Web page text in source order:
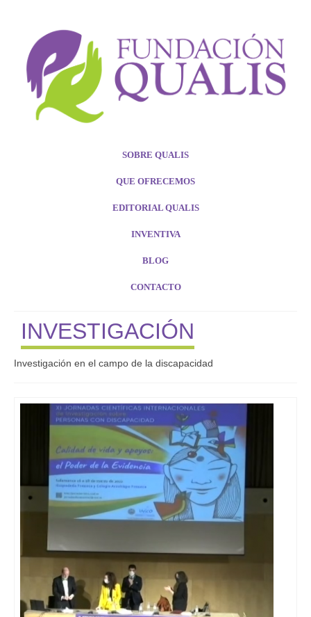
SOBRE QUALIS
QUE OFRECEMOS
EDITORIAL QUALIS
INVENTIVA
BLOG
CONTACTO
INVESTIGACIÓN
Investigación en el campo de la discapacidad